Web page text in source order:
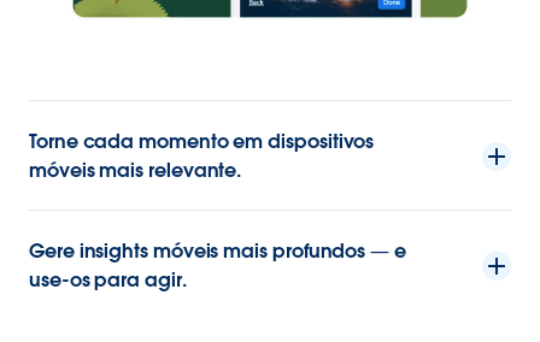
Torne cada momento em dispositivos
móveis mais relevante.
Gere insights móveis mais profundos — e
use-os para agir.